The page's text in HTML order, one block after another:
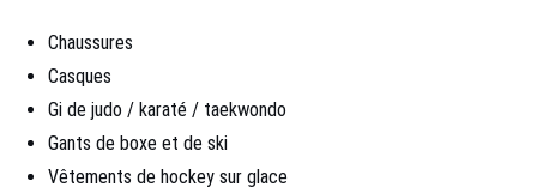
Chaussures
Casques
Gi de judo / karaté / taekwondo
Gants de boxe et de ski
Vêtements de hockey sur glace